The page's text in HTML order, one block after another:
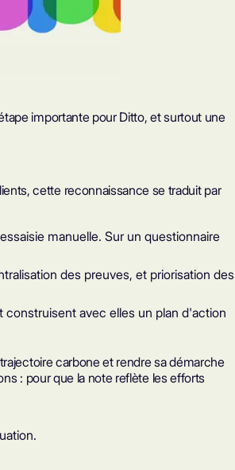
importante pour Ditto, et surtout une
cette reconnaissance se traduit par
manuelle. Sur un questionnaire
des preuves, et priorisation des
avec elles un plan d'action
carbone et rendre sa démarche
: pour que la note reflète les efforts
.